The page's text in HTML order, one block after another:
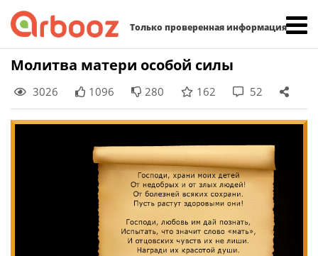
Только проверенная информация
Skip
content
Молитва матери особой силы
3026 1096 280 162 52
Найти: